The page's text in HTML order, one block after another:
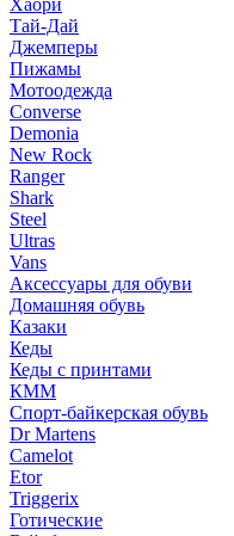
Хаори
Тай-Дай
Джемперы
Пижамы
Мотоодежда
Converse
Demonia
New Rock
Ranger
Shark
Steel
Ultras
Vans
Аксессуары для обуви
Домашняя обувь
Казаки
Кеды
Кеды с принтами
КММ
Спорт-байкерская обувь
Dr Martens
Camelot
Etor
Triggerix
Готические